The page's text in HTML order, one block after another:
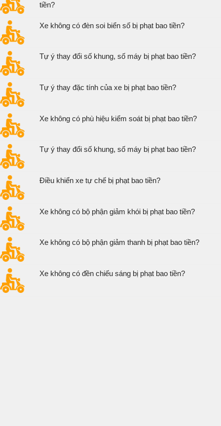
tiền?
Xe không có đèn soi biển số bị phạt bao tiền?
Tự ý thay đổi số khung, số máy bị phạt bao tiền?
Tự ý thay đặc tính của xe bị phạt bao tiền?
Xe không có phù hiệu kiểm soát bị phạt bao tiền?
Tự ý thay đổi số khung, số máy bị phạt bao tiền?
Điều khiển xe tự chế bị phạt bao tiền?
Xe không có bộ phận giảm khói bị phạt bao tiền?
Xe không có bộ phận giảm thanh bị phạt bao tiền?
Xe không có đền chiếu sáng bị phạt bao tiền?